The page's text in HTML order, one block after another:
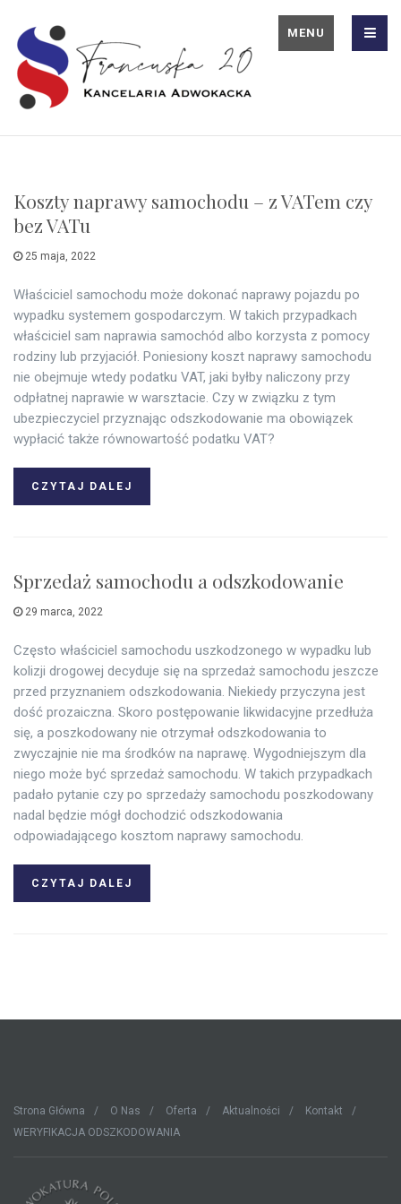
MENU
Koszty naprawy samochodu – z VATem czy
bez VATu
25 maja, 2022
Właściciel samochodu może dokonać naprawy pojazdu po
wypadku systemem gospodarczym. W takich przypadkach
właściciel sam naprawia samochód albo korzysta z pomocy
rodziny lub przyjaciół. Poniesiony koszt naprawy samochodu
nie obejmuje wtedy podatku VAT, jaki byłby naliczony przy
odpłatnej naprawie w warsztacie. Czy w związku z tym
ubezpieczyciel przyznając odszkodowanie ma obowiązek
wypłacić także równowartość podatku VAT?
CZYTAJ DALEJ
Sprzedaż samochodu a odszkodowanie
29 marca, 2022
Często właściciel samochodu uszkodzonego w wypadku lub
kolizji drogowej decyduje się na sprzedaż samochodu jeszcze
przed przyznaniem odszkodowania. Niekiedy przyczyna jest
dość prozaiczna. Skoro postępowanie likwidacyjne przedłuża
się, a poszkodowany nie otrzymał odszkodowania to
zwyczajnie nie ma środków na naprawę. Wygodniejszym dla
niego może być sprzedaż samochodu. W takich przypadkach
padało pytanie czy po sprzedaży samochodu poszkodowany
nadal będzie mógł dochodzić odszkodowania
odpowiadającego kosztom naprawy samochodu.
CZYTAJ DALEJ
Strona Główna O Nas Oferta Aktualności
Kontakt
WERYFIKACJA ODSZKODOWANIA